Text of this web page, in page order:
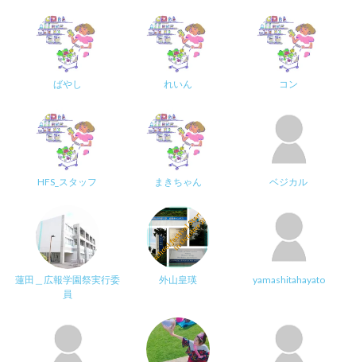
ばやし れいん コン
HFS_スタッフ まきちゃん ベジカル
蓮田＿広報学園祭実行委
員
外山皇瑛 yamashitahayato